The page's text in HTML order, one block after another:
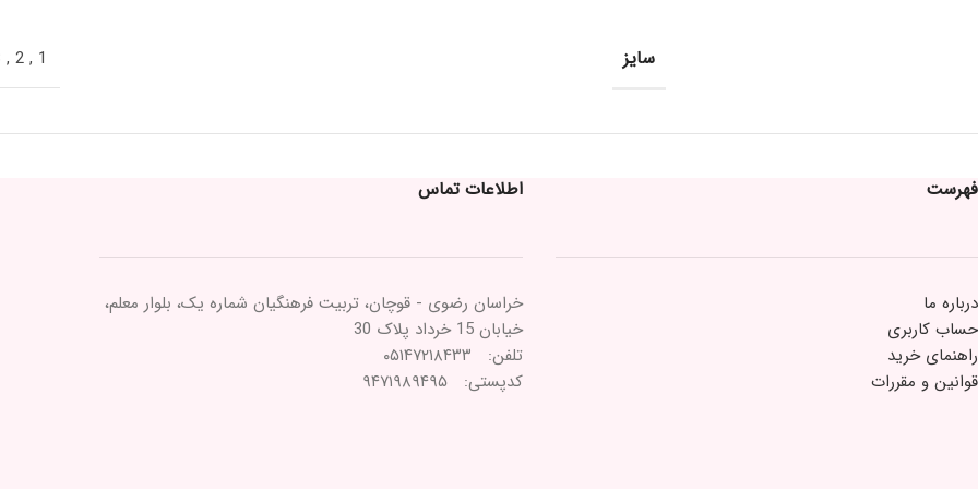
سایز 1
,
2
,
فهرست
درباره ما
حساب کاربری
راهنمای خرید
قوانین و مقررات
اطلاعات تماس
خراسان رضوی - قوچان، تربیت فرهنگیان شماره یک، بلوار معلم،
خیابان 15 خرداد پلاک 30
تلفن: ۰۵۱۴۷۲۱۸۴۳۳
کدپستی: ۹۴۷۱۹۸۹۴۹۵